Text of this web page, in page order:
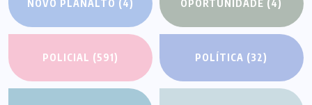
NOVO PLANALTO (4) OPORTUNIDADE (4)
POLICIAL (591) POLÍTICA (32)